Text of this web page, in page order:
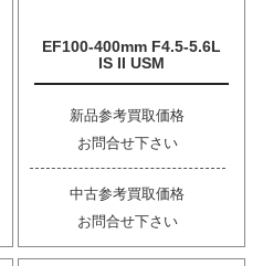
EF100-400mm F4.5-5.6L
IS II USM
新品参考買取価格
お問合せ下さい
中古参考買取価格
お問合せ下さい